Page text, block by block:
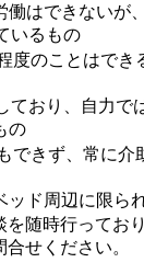
はできないが、
いるもの
度のことはでき
ており、自力で
の
できず、常に介
ッド周辺に限ら
を随時行ってお
せください。